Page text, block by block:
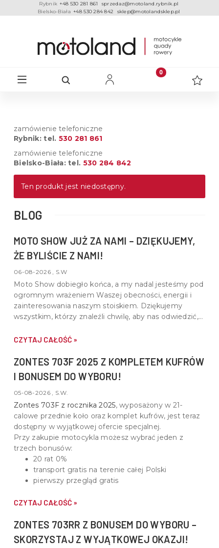
Rybnik +48 530 281 861
sprzedaz@motoland.rybnik.pl
Bielsko-Biała +48 530 284 842 sklep@motolandsklep.pl
zamówienie telefoniczne
Rybnik: tel. 530 281 861
zamówienie telefoniczne
Bielsko-Biała: tel. 530 284 842
Ten produkt jest niedostępny.
BLOG
MOTO SHOW JUŻ ZA NAMI – DZIĘKUJEMY,
ŻE BYLIŚCIE Z NAMI!
06-08-2026 , S.W
Moto Show dobiegło końca, a my nadal jesteśmy pod
ogromnym wrażeniem Waszej obecności, energii i
zainteresowania naszym stoiskiem. Dziękujemy
wszystkim, którzy znaleźli chwilę, aby nas odwiedzić,
do motoryzacji.
CZYTAJ CAŁOŚĆ »
ZONTES 703F 2025 Z KOMPLETEM KUFRÓW
I BONUSEM DO WYBORU!
05-08-2026 , S.W.
Zontes 703F z rocznika 2025, wyposażony w 21-
calowe przednie koło oraz komplet kufrów, jest teraz
dostępny w wyjątkowej ofercie specjalnej.
Przy zakupie motocykla możesz wybrać jeden z
trzech bonusów:
20 rat 0%
transport gratis na terenie całej Polski
pierwszy przegląd gratis
CZYTAJ CAŁOŚĆ »
ZONTES 703RR Z BONUSEM DO WYBORU –
SKORZYSTAJ Z WYJĄTKOWEJ OKAZJI!